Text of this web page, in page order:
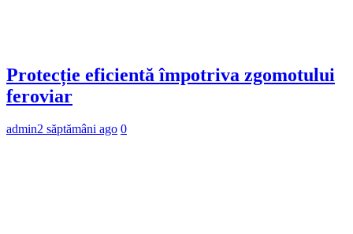
Protecție eficientă împotriva zgomotului
feroviar
admin2 săptămâni ago 0